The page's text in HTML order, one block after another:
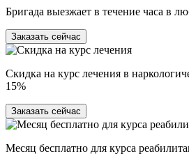
Бригада выезжает в течение часа в
Заказать сейчас
Скидка на курс лечения в
15%
Заказать сейчас
Месяц бесплатно для курса